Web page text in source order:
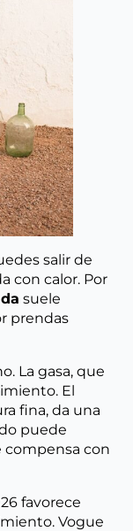
salir de
con calor. Por
suele
prendas
La gasa, que
El
fina, da una
puede
compensa con
favorece
Vogue